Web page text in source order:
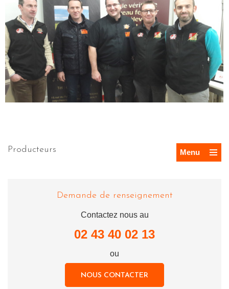
Producteurs Menu
Demande de renseignement
Contactez nous au
02 43 40 02 13
ou
NOUS CONTACTER